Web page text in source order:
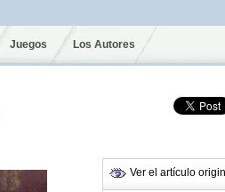
Juegos Los Autores
Ver el artículo